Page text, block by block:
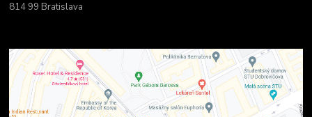
814 99 Bratislava